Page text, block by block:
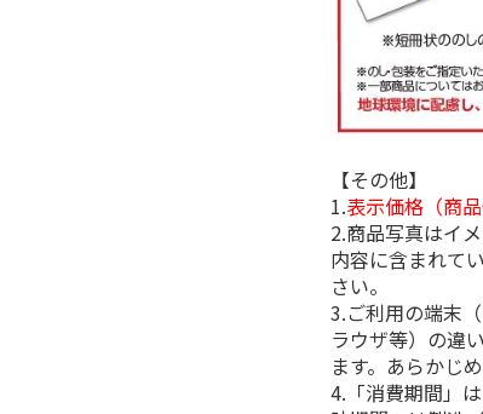
【その他】
1.表示価格（商
2.商品写真はイ
内容に含まれて
さい。
3.ご利用の端末
ラウザ等）の違
ます。あらかじ
4.「消費期間」